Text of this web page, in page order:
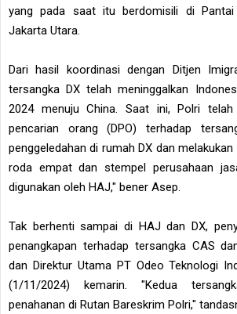
yang pada saat itu berdomisili di Pantai
Jakarta Utara.
Dari hasil koordinasi dengan Ditjen
tersangka DX telah meninggalkan
2024 menuju China. Saat ini, Polri
pencarian orang (DPO) terhadap
penggeledahan di rumah DX dan
roda empat dan stempel perusahaan
digunakan oleh HAJ," bener Asep.
Tak berhenti sampai di HAJ dan DX,
penangkapan terhadap tersangka CAS
dan Direktur Utama PT Odeo Teknologi
(1/11/2024) kemarin. "Kedua
penahanan di Rutan Bareskrim Polri,"